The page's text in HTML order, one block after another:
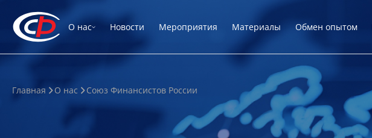
О нас Новости Мероприятия Материалы Обмен опытом
Главная О нас Союз Финансистов России